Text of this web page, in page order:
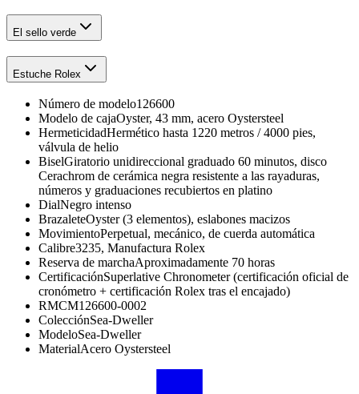
El sello verde
Estuche Rolex
Número de modelo126600
Modelo de cajaOyster, 43 mm, acero Oystersteel
HermeticidadHermético hasta 1220 metros / 4000 pies,
válvula de helio
BiselGiratorio unidireccional graduado 60 minutos, disco
Cerachrom de cerámica negra resistente a las rayaduras,
números y graduaciones recubiertos en platino
DialNegro intenso
BrazaleteOyster (3 elementos), eslabones macizos
MovimientoPerpetual, mecánico, de cuerda automática
Calibre3235, Manufactura Rolex
Reserva de marchaAproximadamente 70 horas
CertificaciónSuperlative Chronometer (certificación oficial de
cronómetro + certificación Rolex tras el encajado)
RMCM126600-0002
ColecciónSea-Dweller
ModeloSea-Dweller
MaterialAcero Oystersteel